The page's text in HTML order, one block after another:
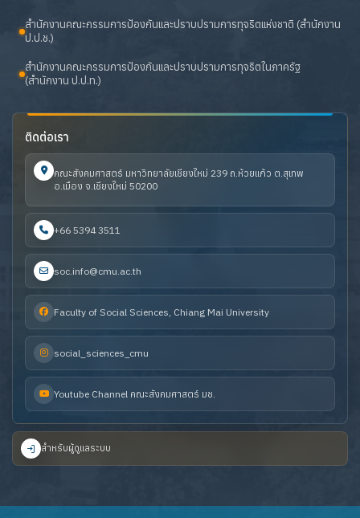
สำนักงานคณะกรรมการป้องกันและปราบปรามการทุจริตแห่งชาติ (สำนักงาน
ป.ป.ช.)
สำนักงานคณะกรรมการป้องกันและปราบปรามการทุจริตในภาครัฐ
(สำนักงาน ป.ป.ท.)
ติดต่อเรา
คณะสังคมศาสตร์ มหาวิทยาลัยเชียงใหม่ 239 ถ.ห้วยแก้ว ต.สุเทพ
อ.เมือง จ.เชียงใหม่ 50200
+66 5394 3511
soc.info@cmu.ac.th
Faculty of Social Sciences, Chiang Mai University
social_sciences_cmu
Youtube Channel คณะสังคมศาสตร์ มช.
สำหรับผู้ดูแลระบบ